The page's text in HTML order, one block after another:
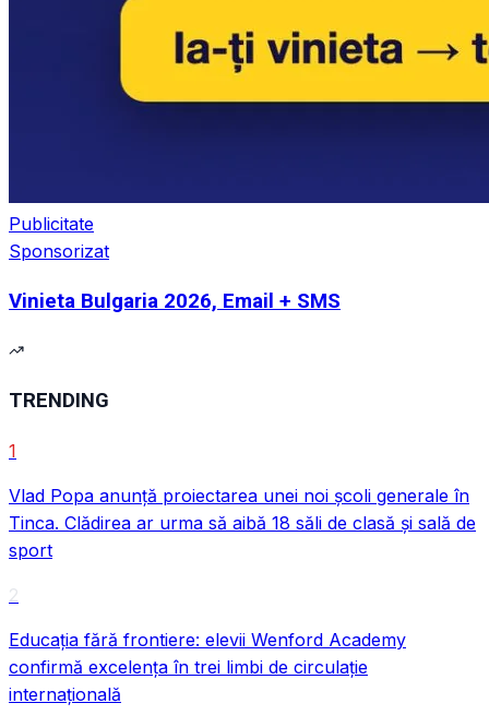
Publicitate
Sponsorizat
Vinieta Bulgaria 2026, Email + SMS
TRENDING
1
Vlad Popa anunță proiectarea unei noi școli generale în
Tinca. Clădirea ar urma să aibă 18 săli de clasă și sală de
sport
2
Educația fără frontiere: elevii Wenford Academy
confirmă excelența în trei limbi de circulație
internațională